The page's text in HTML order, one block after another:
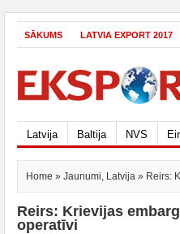
SĀKUMS LATVIA EXPORT 2017
Latvija Baltija NVS
Home » Jaunumi, Latvija » Reirs:
Reirs: Krievijas
operatīvi